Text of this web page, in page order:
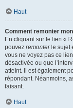
Haut
Comment remonter
En cliquant sur le lien «
pouvez remonterle sujet
vous ne voyez pas ce
désactivée ou que
atteint. Il est également
répondant. Néanmoins,
faisant.
Haut